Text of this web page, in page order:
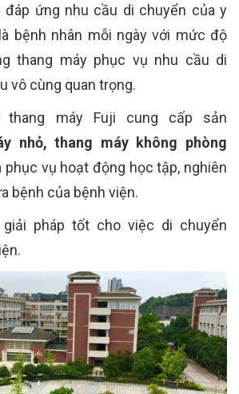
đáp ứng nhu cầu di chuyển của y
bệnh nhân mỗi ngày với mức độ
thang máy phục vụ nhu cầu di
vô cùng quan trọng.
máy Fuji cung cấp sản
nhỏ, thang máy không phòng
phục vụ hoạt động học tập, nghiên
bệnh của bệnh viện.
giải pháp tốt cho việc di chuyển